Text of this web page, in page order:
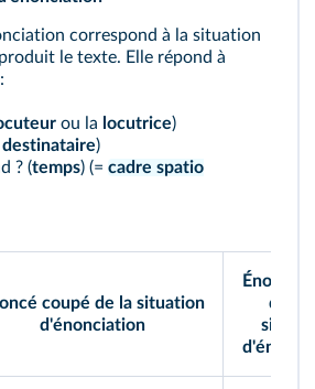
correspond à la situation
le texte. Elle répond à
ou la locutrice)
destinataire)
? (temps) (= cadre spatio
coupé de la situation
d'énonciation
Énoncé
dans